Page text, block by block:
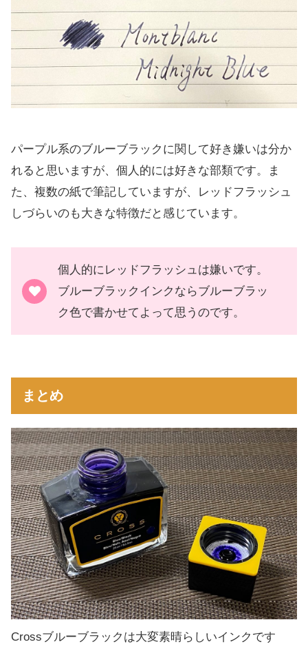
パープル系のブルーブラックに関して好き嫌いは分か
れると思いますが、個人的には好きな部類です。ま
た、複数の紙で筆記していますが、レッドフラッシュ
しづらいのも大きな特徴だと感じています。
個人的にレッドフラッシュは嫌いです。
ブルーブラックインクならブルーブラッ
ク色で書かせてよって思うのです。
まとめ
Crossブルーブラックは大変素晴らしいインクです